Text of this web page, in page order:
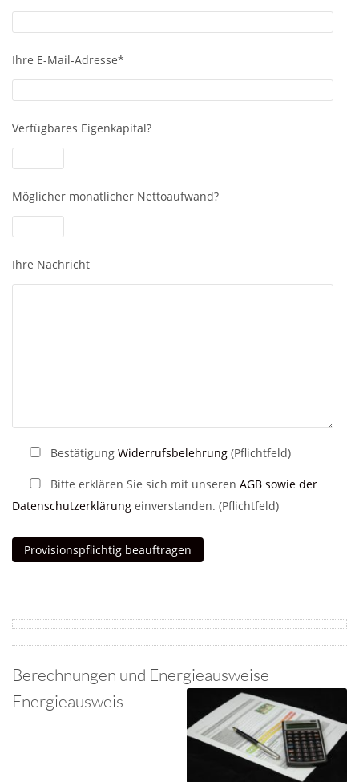
Ihre E-Mail-Adresse*
Verfügbares Eigenkapital?
Möglicher monatlicher Nettoaufwand?
Ihre Nachricht
Bestätigung Widerrufsbelehrung(Pflichtfeld)
Bitte erklären Sie sich mit unseren AGB sowie der
Datenschutzerklärung einverstanden. (Pflichtfeld)
Berechnungen und Energieausweise
Energieausweis